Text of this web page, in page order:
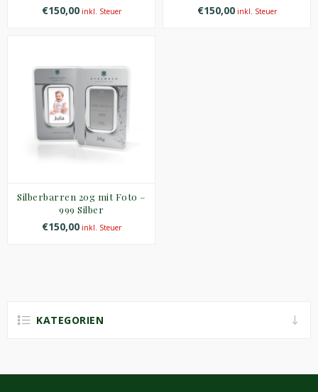
€150,00inkl. Steuer €150,00inkl. Steuer
Silberbarren 20g mit Foto –
999 Silber
€150,00inkl. Steuer
KATEGORIEN